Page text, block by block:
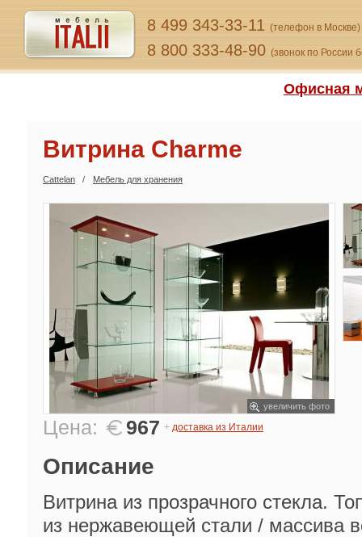
8 499 343-33-11 (телефон в Москве)
8 800 333-48-90 (звонок по России
Офисная
Витрина Charme
Cattelan Мебель для хранения
увеличить фото
Цена: 967 + доставка из Италии
Описание
Витрина из прозрачного стекла.
из нержавеющей стали / массива